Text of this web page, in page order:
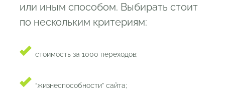
или иным способом. Выбирать стоит
по нескольким критериям:
стоимость за 1000 переходов;
“жизнеспособности” сайта;